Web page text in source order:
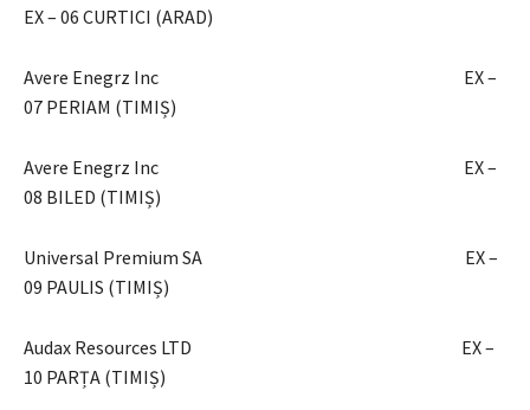
EX – 06 CURTICI (ARAD)
Avere Enegrz Inc EX –
07 PERIAM (TIMIȘ)
Avere Enegrz Inc EX –
08 BILED (TIMIȘ)
Universal Premium SA EX –
09 PAULIS (TIMIȘ)
Audax Resources LTD EX –
10 PARȚA (TIMIȘ)